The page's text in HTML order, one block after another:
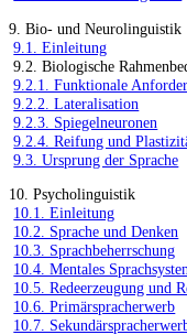
9. Bio- und Neurolinguistik
9.1. Einleitung
9.2. Biologische
9.2.1. Funktionale
9.2.2. Lateralisation
9.2.3. Spiegelneuronen
9.2.4. Reifung und
9.3. Ursprung der Sprache
10. Psycholinguistik
10.1. Einleitung
10.2. Sprache und Denken
10.3. Sprachbeherrschung
10.4. Mentales
10.5. Redeerzeugung und
10.6. Primärspracherwerb
10.7.